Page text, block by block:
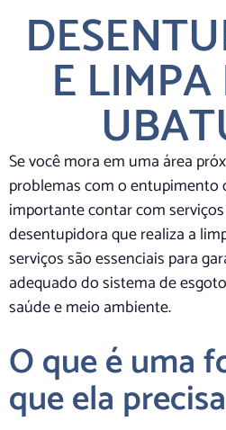
E
Se você mora em uma área
problemas com o entupimento
importante contar com
desentupidora que realiza a
serviços são essenciais para
adequado do sistema de
saúde e meio ambiente.
O que é uma
que ela